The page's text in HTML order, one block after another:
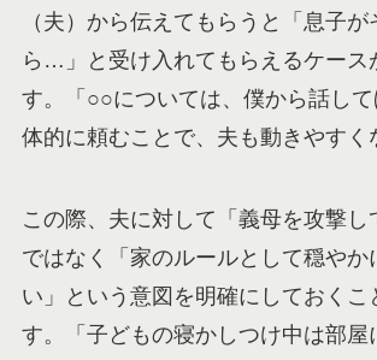
（夫）から伝えてもらうと「息子が
ら…」と受け入れてもらえるケース
す。「○○については、僕から話し
体的に頼むことで、夫も動きやすく
この際、夫に対して「義母を攻撃し
ではなく「家のルールとして穏やか
い」という意図を明確にしておくこ
す。「子どもの寝かしつけ中は部屋